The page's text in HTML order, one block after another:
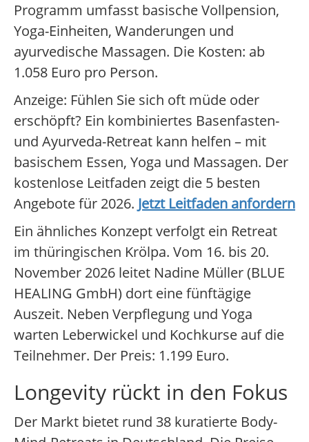
Programm umfasst basische Vollpension,
Yoga-Einheiten, Wanderungen und
ayurvedische Massagen. Die Kosten: ab
1.058 Euro pro Person.
Anzeige: Fühlen Sie sich oft müde oder
erschöpft? Ein kombiniertes Basenfasten-
und Ayurveda-Retreat kann helfen – mit
basischem Essen, Yoga und Massagen. Der
kostenlose Leitfaden zeigt die 5 besten
Angebote für 2026. Jetzt Leitfaden anfordern
Ein ähnliches Konzept verfolgt ein Retreat
im thüringischen Krölpa. Vom 16. bis 20.
November 2026 leitet Nadine Müller (BLUE
HEALING GmbH) dort eine fünftägige
Auszeit. Neben Verpflegung und Yoga
warten Leberwickel und Kochkurse auf die
Teilnehmer. Der Preis: 1.199 Euro.
Longevity rückt in den Fokus
Der Markt bietet rund 38 kuratierte Body-